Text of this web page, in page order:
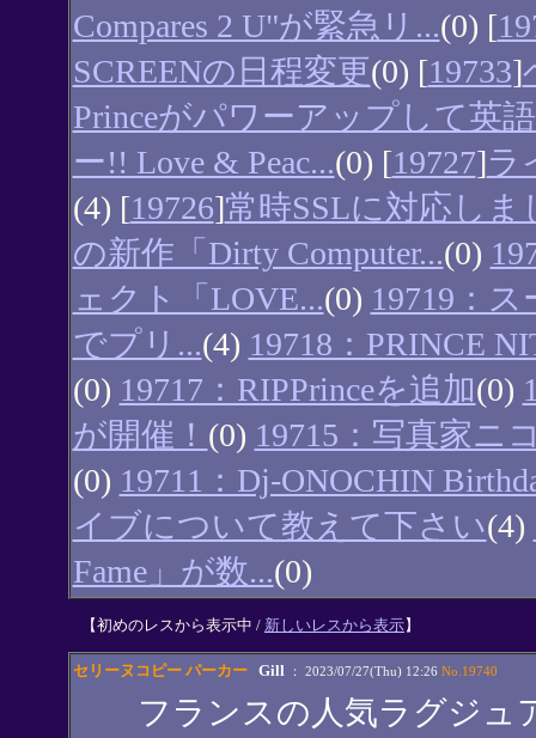
Compares 2 U"が緊急リ...(0) [
SCREENの日程変更(0) [19733]
Princeがパワーアップして英
ー!! Love & Peac...(0) [19727]ラ
(4) [19726]常時SSLに対応しま
の新作「Dirty Computer...(0)
ェクト「LOVE...(0) 19719：
でプリ...(4) 19718：PRINCE
(0) 19717：RIPPrinceを追加(0)
が開催！ (0) 19715：写真家ニ
(0) 19711：Dj-ONOCHIN
イブについて教えて下さい(4)
Fame」が数...(0)
【初めのレスから表示中 / 新しいレスから表示】
セリーヌコピー パーカー Gill ： 2023/07/27(Thu) 12:26 No.19740
フランスの人気ラグジュ